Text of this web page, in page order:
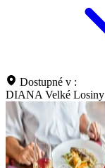
Dostupné v :
DIANA Velké Losiny